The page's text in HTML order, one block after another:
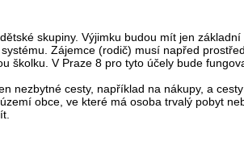
skupiny. Výjimku budou mít jen
Zájemce (rodič) musí napřed
školku. V Praze 8 pro tyto účely bude
nezbytné cesty, například na nákupy, a
obce, ve které má osoba trvalý pobyt